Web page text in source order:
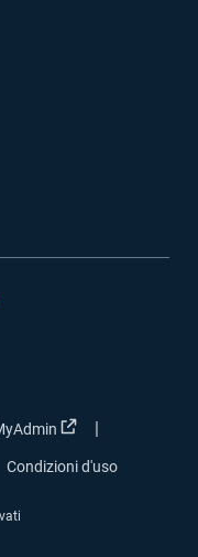
Apri in una
|
una nuova finestra
Condizioni d'uso